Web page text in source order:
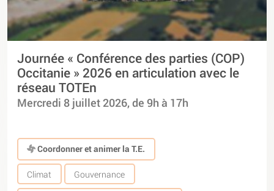
Journée « Conférence des parties (COP)
Occitanie » 2026 en articulation avec le
réseau TOTEn
Mercredi 8 juillet 2026, de 9h à 17h
Coordonner et animer la T.E.
Climat Gouvernance